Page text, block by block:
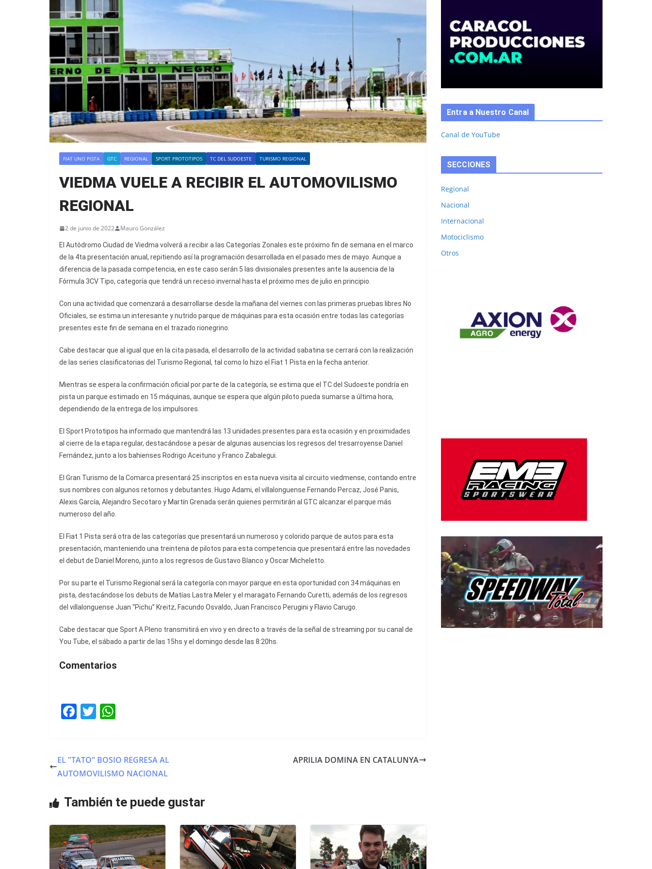
FIAT UNO PISTA GTC REGIONAL SPORT PROTOTIPOS TC DEL SUDOESTE TURISMO REGIONAL
VIEDMA VUELE A RECIBIR EL AUTOMOVILISMO
REGIONAL
2 de junio de 2022 Mauro González
El Autódromo Ciudad de Viedma volverá a recibir a las Categorías Zonales este próximo fin de semana en el marco
de la 4ta presentación anual, repitiendo así la programación desarrollada en el pasado mes de mayo. Aunque a
diferencia de la pasada competencia, en este caso serán 5 las divisionales presentes ante la ausencia de la
Fórmula 3CV Tipo, categoría que tendrá un receso invernal hasta el próximo mes de julio en principio.
Con una actividad que comenzará a desarrollarse desde la mañana del viernes con las primeras pruebas libres No
Oficiales, se estima un interesante y nutrido parque de máquinas para esta ocasión entre todas las categorías
presentes este fin de semana en el trazado rionegrino.
Cabe destacar que al igual que en la cita pasada, el desarrollo de la actividad sabatina se cerrará con la realización
de las series clasificatorias del Turismo Regional, tal como lo hizo el Fiat 1 Pista en la fecha anterior.
Mientras se espera la confirmación oficial por parte de la categoría, se estima que el TC del Sudoeste pondría en
pista un parque estimado en 15 máquinas, aunque se espera que algún piloto pueda sumarse a última hora,
dependiendo de la entrega de los impulsores.
El Sport Prototipos ha informado que mantendrá las 13 unidades presentes para esta ocasión y en proximidades
al cierre de la etapa regular, destacándose a pesar de algunas ausencias los regresos del tresarroyense Daniel
Fernández, junto a los bahienses Rodrigo Aceituno y Franco Zabalegui.
El Gran Turismo de la Comarca presentará 25 inscriptos en esta nueva visita al circuito viedmense, contando entre
sus nombres con algunos retornos y debutantes. Hugo Adami, el villalonguense Fernando Percaz, José Panis,
Alexis García, Alejandro Secotaro y Martín Grenada serán quienes permitirán al GTC alcanzar el parque más
numeroso del año.
El Fiat 1 Pista será otra de las categorías que presentará un numeroso y colorido parque de autos para esta
presentación, manteniendo una treintena de pilotos para esta competencia que presentará entre las novedades
el debut de Daniel Moreno, junto a los regresos de Gustavo Blanco y Oscar Micheletto.
Por su parte el Turismo Regional será la categoría con mayor parque en esta oportunidad con 34 máquinas en
pista, destacándose los debuts de Matías Lastra Meler y el maragato Fernando Curetti, además de los regresos
del villalonguense Juan “Pichu” Kreitz, Facundo Osvaldo, Juan Francisco Perugini y Flavio Carugo.
Cabe destacar que Sport A Pleno transmitirá en vivo y en directo a través de la señal de streaming por su canal de
You Tube, el sábado a partir de las 15hs y el domingo desde las 8:20hs.
Comentarios
F
e
b
o
k
T
er s
A
p
EL "TATO" BOSIO REGRESA AL
AUTOMOVILISMO NACIONAL
APRILIA DOMINA EN CATALUNYA
También te puede gustar
Entra a Nuestro Canal
Canal de YouTube
SECCIONES
Regional
Nacional
Internacional
Motociclismo
Otros